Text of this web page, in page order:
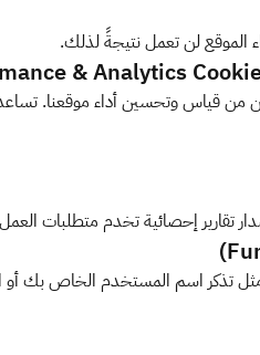
لن تعمل نتيجةً لذلك.
من قياس وتحسين أداء موقعنا.
تقارير إحصائية تخدم متطلبات
اسم المستخدم الخاص بك أو